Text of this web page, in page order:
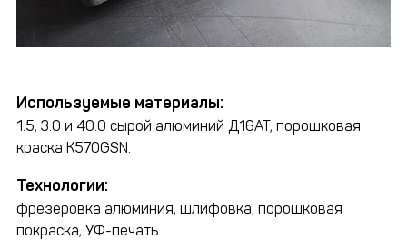
Используемые материалы:
1.5, 3.0 и 40.0 сырой алюминий Д16АТ, порошковая
краска K570GSN.
Технологии:
фрезеровка алюминия, шлифовка, порошковая
покраска, УФ-печать.